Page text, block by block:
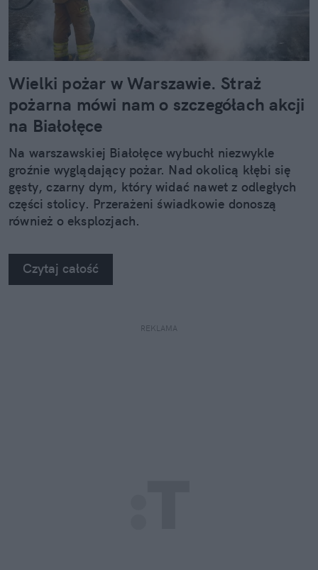
Wielki pożar w Warszawie. Straż
pożarna mówi nam o szczegółach akcji
na Białołęce
Na warszawskiej Białołęce wybuchł niezwykle
groźnie wyglądający pożar. Nad okolicą kłębi się
gęsty, czarny dym, który widać nawet z odległych
części stolicy. Przerażeni świadkowie donoszą
również o eksplozjach.
Czytaj całość
REKLAMA